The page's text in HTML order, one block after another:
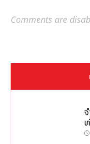
Comments are